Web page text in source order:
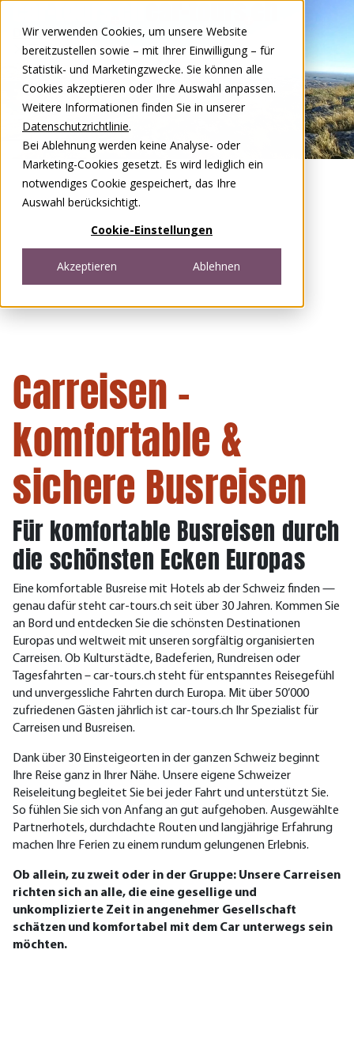
Wir verwenden Cookies, um unsere Website
bereitzustellen sowie – mit Ihrer Einwilligung – für
Statistik- und Marketingzwecke. Sie können alle
Cookies akzeptieren oder Ihre Auswahl anpassen.
Weitere Informationen finden Sie in unserer
Datenschutzrichtlinie.
Bei Ablehnung werden keine Analyse- oder
Marketing-Cookies gesetzt. Es wird lediglich ein
notwendiges Cookie gespeichert, das Ihre
Auswahl berücksichtigt.
Cookie-Einstellungen
Akzeptieren Ablehnen
DEFR
Open menu
Carreisen –
komfortable &
sichere Busreisen
Für komfortable Busreisen durch
die schönsten Ecken Europas
Eine komfortable Busreise mit Hotels ab der Schweiz finden —
genau dafür steht car-tours.ch seit über 30 Jahren. Kommen Sie
an Bord und entdecken Sie die schönsten Destinationen
Europas und weltweit mit unseren sorgfältig organisierten
Carreisen. Ob Kulturstädte, Badeferien, Rundreisen oder
Tagesfahrten – car-tours.ch steht für entspanntes Reisegefühl
und unvergessliche Fahrten durch Europa. Mit über 50’000
zufriedenen Gästen jährlich ist car‑tours.ch Ihr Spezialist für
Carreisen und Busreisen.
Dank über 30 Einsteigeorten in der ganzen Schweiz beginnt
Ihre Reise ganz in Ihrer Nähe. Unsere eigene Schweizer
Reiseleitung begleitet Sie bei jeder Fahrt und unterstützt Sie.
So fühlen Sie sich von Anfang an gut aufgehoben. Ausgewählte
Partnerhotels, durchdachte Routen und langjährige Erfahrung
machen Ihre Ferien zu einem rundum gelungenen Erlebnis.
Ob allein, zu zweit oder in der Gruppe: Unsere Carreisen
richten sich an alle, die eine gesellige und
unkomplizierte Zeit in angenehmer Gesellschaft
schätzen und komfortabel mit dem Car unterwegs sein
möchten.